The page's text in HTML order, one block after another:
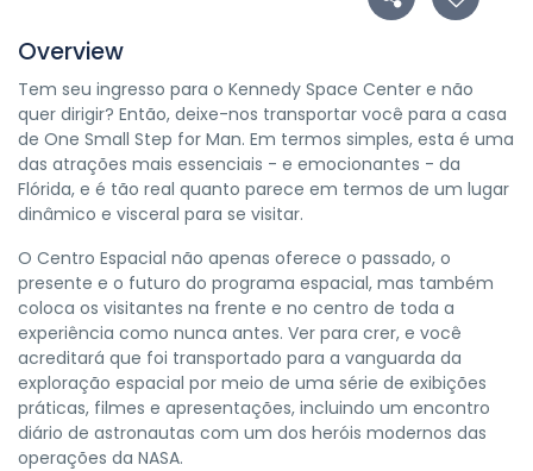
Overview
Tem seu ingresso para o Kennedy Space Center e não
quer dirigir? Então, deixe-nos transportar você para a casa
de One Small Step for Man. Em termos simples, esta é uma
das atrações mais essenciais - e emocionantes - da
Flórida, e é tão real quanto parece em termos de um lugar
dinâmico e visceral para se visitar.
O Centro Espacial não apenas oferece o passado, o
presente e o futuro do programa espacial, mas também
coloca os visitantes na frente e no centro de toda a
experiência como nunca antes. Ver para crer, e você
acreditará que foi transportado para a vanguarda da
exploração espacial por meio de uma série de exibições
práticas, filmes e apresentações, incluindo um encontro
diário de astronautas com um dos heróis modernos das
operações da NASA.